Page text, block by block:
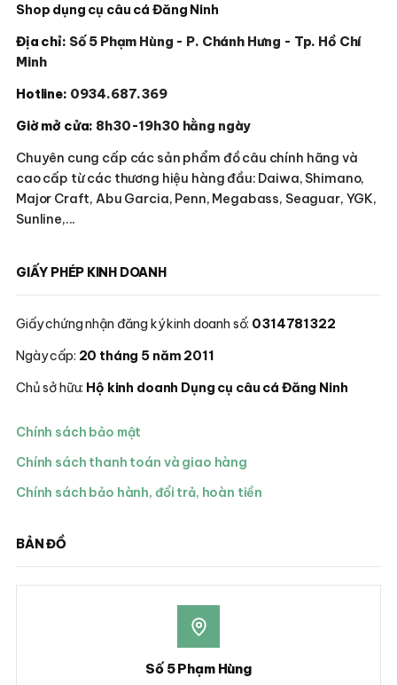
Shop dụng cụ câu cá Đăng Ninh
Địa chỉ: Số 5 Phạm Hùng - P. Chánh Hưng - Tp. Hồ Chí
Minh
Hotline: 0934.687.369
Giờ mở cửa: 8h30-19h30 hằng ngày
Chuyên cung cấp các sản phẩm đồ câu chính hãng và
cao cấp từ các thương hiệu hàng đầu: Daiwa, Shimano,
Major Craft, Abu Garcia, Penn, Megabass, Seaguar, YGK,
Sunline,...
GIẤY PHÉP KINH DOANH
Giấy chứng nhận đăng ký kinh doanh số: 0314781322
Ngày cấp: 20 tháng 5 năm 2011
Chủ sở hữu: Hộ kinh doanh Dụng cụ câu cá Đăng Ninh
Chính sách bảo mật
Chính sách thanh toán và giao hàng
Chính sách bảo hành, đổi trả, hoàn tiền
BẢN ĐỒ
Số 5 Phạm Hùng